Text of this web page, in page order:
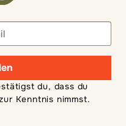
du, dass du
Kenntnis nimmst.